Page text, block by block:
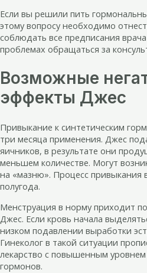
Если вы решили пить
этому вопросу необходимо
соблюдать все предписания
проблемах обращаться за
Возможные
эффекты Джес
Привыкание к синтетическим
три месяца применения. Джес
яичников, в результате они
меньшем количестве. Могут
на «мазню». Процесс привыкания
полугода.
Менструация в норму приходит
Джес. Если кровь начала
низком подавлении выработки
Гинеколог в такой ситуации
лекарство с повышенным
гормонов.